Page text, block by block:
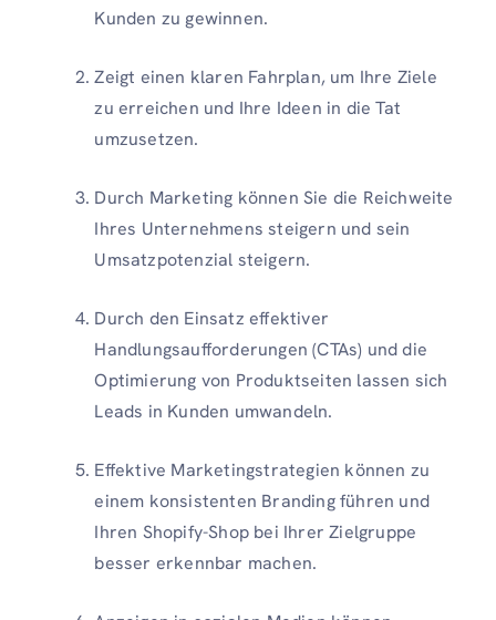
Kunden zu gewinnen.
Zeigt einen klaren Fahrplan, um Ihre Ziele
zu erreichen und Ihre Ideen in die Tat
umzusetzen.
Durch Marketing können Sie die Reichweite
Ihres Unternehmens steigern und sein
Umsatzpotenzial steigern.
Durch den Einsatz effektiver
Handlungsaufforderungen (CTAs) und die
Optimierung von Produktseiten lassen sich
Leads in Kunden umwandeln.
Effektive Marketingstrategien können zu
einem konsistenten Branding führen und
Ihren Shopify-Shop bei Ihrer Zielgruppe
besser erkennbar machen.